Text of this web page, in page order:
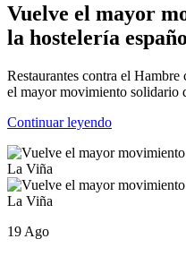
Vuelve el mayor
la hostelería
Restaurantes contra el
el mayor movimiento solidario
Continuar leyendo
19 Ago